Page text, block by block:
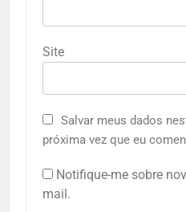
Site
Salvar meus dados
próxima vez que eu
Notifique-me sobre
mail.